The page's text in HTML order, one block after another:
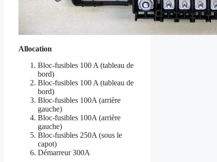
Allocation
Bloc-fusibles 100 A (tableau de
bord)
Bloc-fusibles 100 A (tableau de
bord)
Bloc-fusibles 100A (arrière
gauche)
Bloc-fusibles 100A (arrière
gauche)
Bloc-fusibles 250A (sous le
capot)
Démarreur 300A